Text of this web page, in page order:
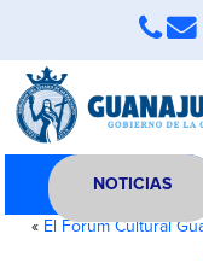
NOTICIAS
« El Forum Cultural